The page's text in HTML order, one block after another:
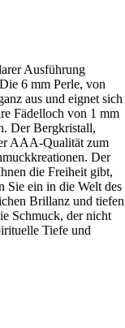
Ausführung
6 mm Perle, von
aus und eignet sich
Fädelloch von 1 mm
Der Bergkristall,
AAA-Qualität zum
Der
die Freiheit gibt,
Sie ein in die Welt des
Brillanz und tiefen
Schmuck, der nicht
Tiefe und